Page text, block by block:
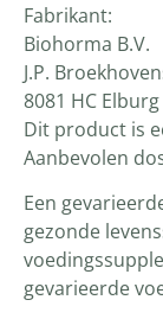
Fabrikant:
Biohorma B.V.
J.P.
8081 HC Elburg
Dit product is
Aanbevolen
Een
gezonde
gevarieerde